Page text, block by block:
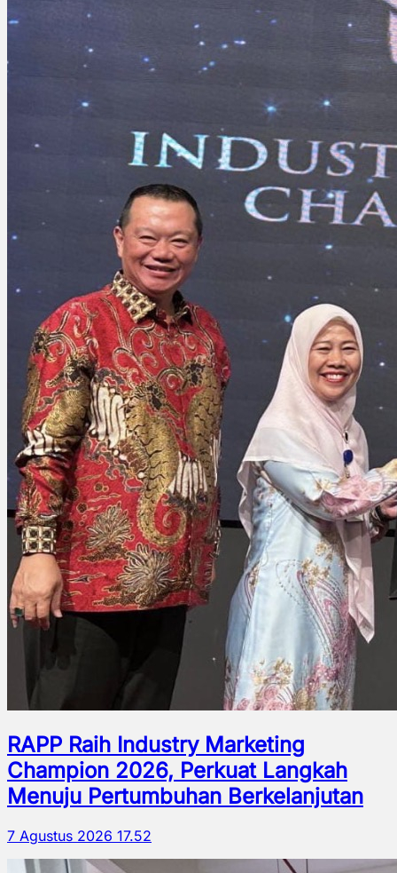
RAPP Raih Industry Marketing
Champion 2026, Perkuat Langkah
Menuju Pertumbuhan Berkelanjutan
7 Agustus 2026 17.52